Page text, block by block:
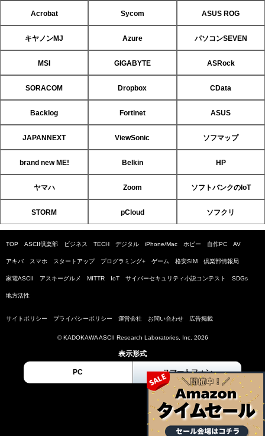
Acrobat Sycom ASUS ROG
キヤノンMJ Azure パソコンSEVEN
MSI GIGABYTE ASRock
SORACOM Dropbox CData
Backlog Fortinet ASUS
JAPANNEXT ViewSonic ソフマップ
brand new ME! Belkin HP
ヤマハ Zoom ソフトバンクのIoT
STORM pCloud ソフクリ
TOP ASCII倶楽部 ビジネス TECH デジタル iPhone/Mac ホビー 自作PC AV
アキバ スマホ スタートアップ プログラミング+ ゲーム 格安SIM 倶楽部情報局
家電ASCII アスキーグルメ MITTR IoT サイバーセキュリティ小説コンテスト SDGs
地方活性
サイトポリシー プライバシーポリシー 運営会社 お問い合わせ 広告掲載
© KADOKAWA ASCII Research Laboratories, Inc. 2026
表示形式
PC スマートフォン